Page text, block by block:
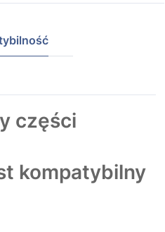
części
kompatybilny